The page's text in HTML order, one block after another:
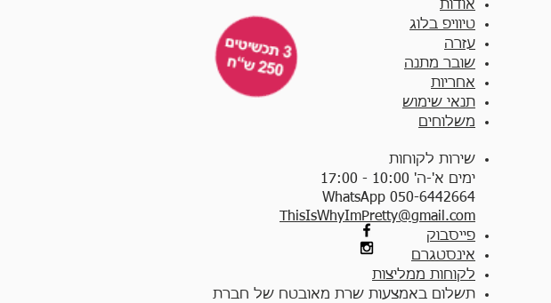
אודות
טיוויפ בלוג
עזרה
שובר מתנה
אחריות
תנאי שימוש
משלוחים
שירות לקוחות
ימים א'-ה' 10:00 - 17:00
WhatsApp 050-6442664
ThisIsWhyImPretty@gmail.com
פייסבוק
אינסטגרם
לקוחות ממליצות
תשלום באמצעות שרת מאובטח של חברת